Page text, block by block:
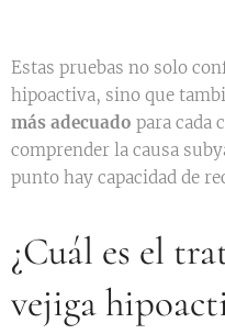
Estas pruebas no solo
hipoactiva, sino que
más adecuado para cada
comprender la causa
punto hay capacidad de
¿Cuál es el
vejiga